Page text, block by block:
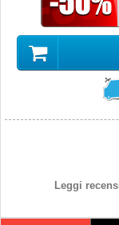
Leggi